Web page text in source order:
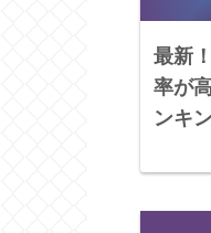
最新
率が
ンキ